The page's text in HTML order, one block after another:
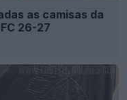
as camisas da
26-27